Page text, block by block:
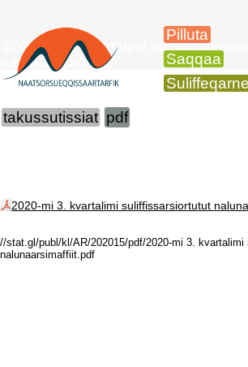
Pilluta
Saqqaa
2020-mi 3. kvartalimi
nalunaarsimaffiit
takussutissiat pdf
2020-mi 3. kvartalimi suliffissarsiortutut
//stat.gl/publ/kl/AR/202015/pdf/2020-mi 3.
nalunaarsimaffiit.pdf